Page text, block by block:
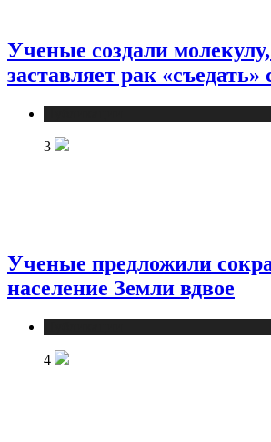
Ученые создали
заставляет рак «съедать»
3
Ученые предложили
население Земли вдвое
4